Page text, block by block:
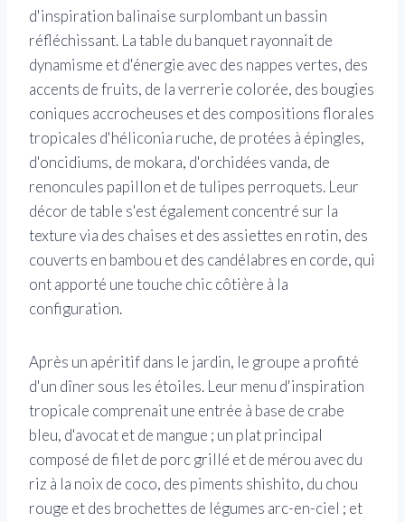
d'inspiration balinaise surplombant un bassin
réfléchissant. La table du banquet rayonnait de
dynamisme et d'énergie avec des nappes vertes, des
accents de fruits, de la verrerie colorée, des bougies
coniques accrocheuses et des compositions florales
tropicales d'héliconia ruche, de protées à épingles,
d'oncidiums, de mokara, d'orchidées vanda, de
renoncules papillon et de tulipes perroquets. Leur
décor de table s'est également concentré sur la
texture via des chaises et des assiettes en rotin, des
couverts en bambou et des candélabres en corde, qui
ont apporté une touche chic côtière à la
configuration.
Après un apéritif dans le jardin, le groupe a profité
d'un dîner sous les étoiles. Leur menu d'inspiration
tropicale comprenait une entrée à base de crabe
bleu, d'avocat et de mangue ; un plat principal
composé de filet de porc grillé et de mérou avec du
riz à la noix de coco, des piments shishito, du chou
rouge et des brochettes de légumes arc-en-ciel ; et